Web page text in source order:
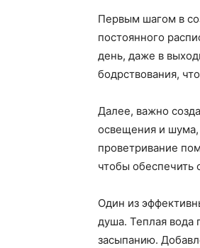
Первым шагом в
постоянного
день, даже в
бодрствования,
Далее, важно
освещения и шума,
проветривание
чтобы обеспечить
Один из
душа. Теплая вода
засыпанию.